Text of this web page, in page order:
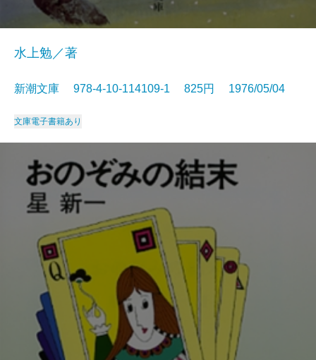
水上勉／著
新潮文庫 978-4-10-114109-1 825円 1976/05/04
文庫電子書籍あり